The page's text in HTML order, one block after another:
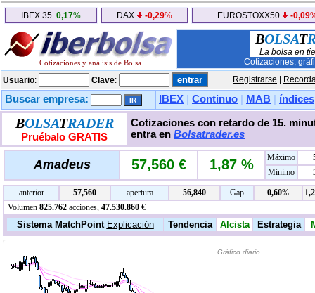
IBEX 35 0,17% DAX -0,29% EUROSTOXX50 -0,09
Cotizaciones y análisis de Bolsa
BOLSAT
La bolsa en
Cotizaciones,
Usuario: Clave: Registrarse
Buscar empresa: IBEX Continuo MAB índices
BOLSATRADER
Pruébalo GRATIS
Cotizaciones con retardo de 15.
entra en Bolsatrader.es
Amadeus 57,560 € 1,87 % Máximo
Mínimo
anterior 57,560 apertura 56,840 Gap 0,60%
Volumen 825.762 acciones, 47.530.860 €